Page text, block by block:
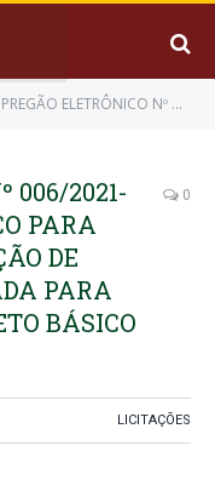
PREGÃO ELETRÔNICO Nº 006/2021-SRP (REGISTRO DE PREÇO PARA EVENTUAL CONTRATAÇÃO DE EMPRESA ESPECIALIZADA PARA ELABORAÇÃO DE PROJETO BÁSICO E EXECUTIVO)
006/2021-
PARA
DE
PARA
BÁSICO
0
LICITAÇÕES